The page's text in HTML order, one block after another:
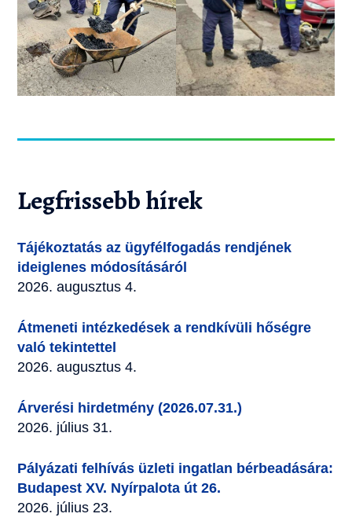
Legfrissebb hírek
Tájékoztatás az ügyfélfogadás rendjének
ideiglenes módosításáról
2026. augusztus 4.
Átmeneti intézkedések a rendkívüli hőségre
való tekintettel
2026. augusztus 4.
Árverési hirdetmény (2026.07.31.)
2026. július 31.
Pályázati felhívás üzleti ingatlan bérbeadására:
Budapest XV. Nyírpalota út 26.
2026. július 23.